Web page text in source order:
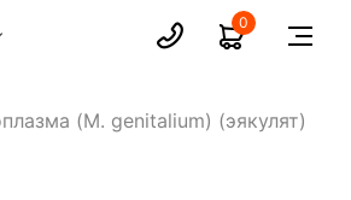
0
(M. genitalium) (эякулят)